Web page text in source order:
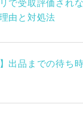
で受取評価され
由と対処法
】出品までの待ち